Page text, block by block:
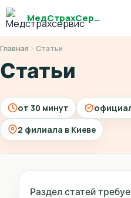
МедСтрахСервис
Главная Статьи
Статьи
от 30 минут
2 филиала в Киеве
Раздел статей